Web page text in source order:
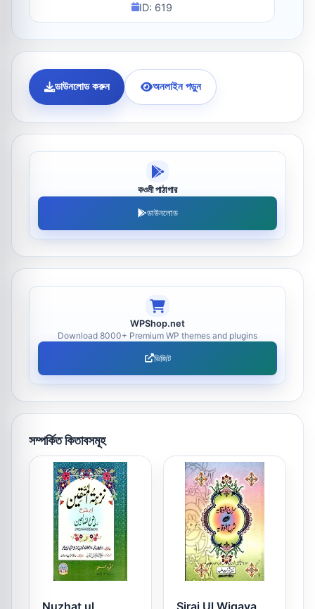
ID: 619
ডাউনলোড করুন অনলাইন পড়ুন
কওমী পাঠাগার
ডাউনলোড
WPShop.net
Download 8000+ Premium WP themes and plugins
ভিজিট
সম্পর্কিত কিতাবসমূহ